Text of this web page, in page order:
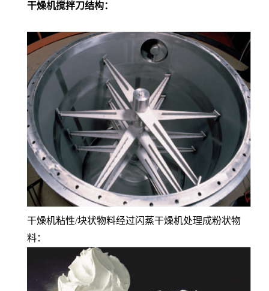
干燥机搅拌刀结构：
干燥机粘性/块状物料经过闪蒸干燥机处理成粉状物
料：